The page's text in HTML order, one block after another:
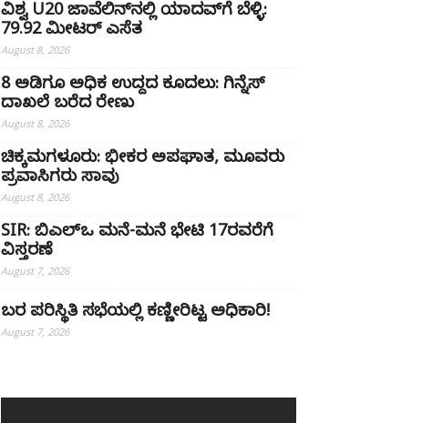
ವಿಶ್ವ U20 ಜಾವೆಲಿನ್‌ನಲ್ಲಿ ಯಾದವ್‌ಗೆ ಬೆಳ್ಳಿ:
79.92 ಮೀಟರ್ ಎಸೆತ
August 8, 2026
8 ಅಡಿಗೂ ಅಧಿಕ ಉದ್ದದ ಕೂದಲು: ಗಿನ್ನೆಸ್
ದಾಖಲೆ ಬರೆದ ರೇಣು
August 8, 2026
ಚಿಕ್ಕಮಗಳೂರು: ಭೀಕರ ಅಪಘಾತ, ಮೂವರು
ಪ್ರವಾಸಿಗರು ಸಾವು
August 8, 2026
SIR: ಬಿಎಲ್ಒ ಮನೆ-ಮನೆ ಭೇಟಿ 17ರವರೆಗೆ
ವಿಸ್ತರಣೆ
August 7, 2026
ಬರ ಪರಿಸ್ಥಿತಿ ಸಭೆಯಲ್ಲಿ ಕಣ್ಣೀರಿಟ್ಟ ಅಧಿಕಾರಿ!
August 7, 2026